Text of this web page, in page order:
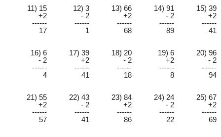
11) 15 12) 3 13) 66 14) 91
15) 39
+2
- 2 +2 - 2
+2
------
------ ------ ------
------
17
1 68 89 41
16) 6 17) 39 18) 20 19) 6
20) 96
- 2
+2 - 2 +2
- 2
------
------ ------ ------
------
4
41 18 8 94
21) 55 22) 43 23) 84 24) 24
25) 67
+2
- 2 +2 - 2
+2
------
------ ------ ------
------
57
41 86 22 69